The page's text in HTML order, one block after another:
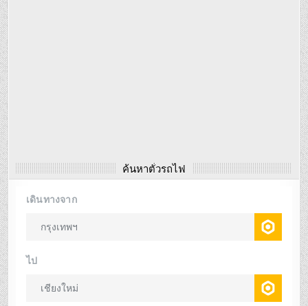
ค้นหาตั๋วรถไฟ